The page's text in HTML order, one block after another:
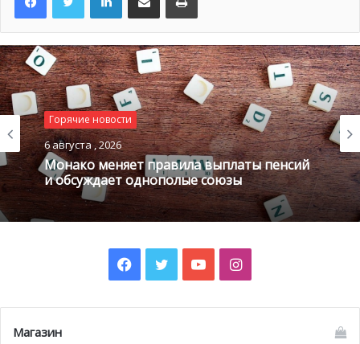
Праздник тела и крови Христовых (Праздник тела
Господня) отмечается в первый четверг после Дня
Святой Троицы и через 60 дней после Пасхи.Папа
Урбан IV в 1264 ввел этот новый праздник и сделал его
обязательным для всех католиков.
Горячие новости
6 августа , 2026
Монако меняет правила выплаты пенсий
и обсуждает однополые союзы
Facebook
TwitterYouTubeInstagram
Магазин